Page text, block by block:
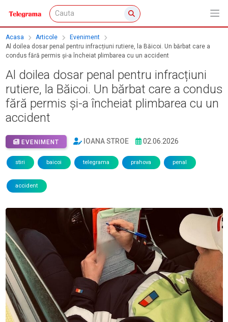
Acasa Articole
Eveniment
Al doilea dosar penal pentru infracțiuni rutiere, la Băicoi. Un bărbat care a
condus fără permis și-a încheiat plimbarea cu un accident
Al doilea dosar penal pentru infracțiuni
rutiere, la Băicoi. Un bărbat care a condus
fără permis și-a încheiat plimbarea cu un
accident
EVENIMENT IOANA STROE 02.06.2026
stiri baicoi telegrama prahova penal
accident